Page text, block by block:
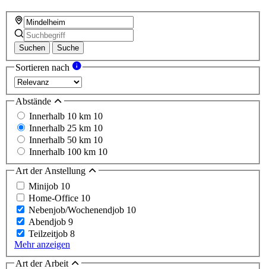
Suchen Suche
Sortieren nach
Abstände
Innerhalb 10 km 10
Innerhalb 25 km 10
Innerhalb 50 km 10
Innerhalb 100 km 10
Art der Anstellung
Minijob 10
Home-Office 10
Nebenjob/Wochenendjob 10
Abendjob 9
Teilzeitjob 8
Mehr anzeigen
Art der Arbeit